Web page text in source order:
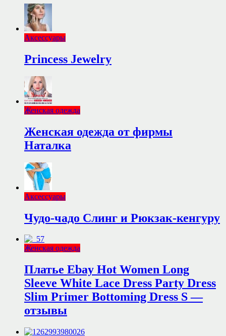
Аксессуары
Princess Jewelry
Женская одежда
Женская одежда от фирмы
Наталка
Аксессуары
Чудо-чадо Слинг и Рюкзак-кенгуру
Женская одежда
Платье Ebay Hot Women Long
Sleeve White Lace Dress Party Dress
Slim Primer Bottoming Dress S —
отзывы